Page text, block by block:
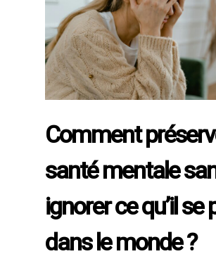
Comment
santé mentale
ignorer ce qu’il se
dans le monde ?